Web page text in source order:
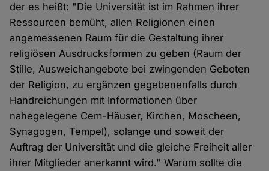
der es heißt: "Die Universität ist im Rahmen ihrer
Ressourcen bemüht, allen Religionen einen
angemessenen Raum für die Gestaltung ihrer
religiösen Ausdrucksformen zu geben (Raum der
Stille, Ausweichangebote bei zwingenden Geboten
der Religion, zu ergänzen gegebenenfalls durch
Handreichungen mit Informationen über
nahegelegene Cem-Häuser, Kirchen, Moscheen,
Synagogen, Tempel), solange und soweit der
Auftrag der Universität und die gleiche Freiheit aller
ihrer Mitglieder anerkannt wird." Warum sollte die